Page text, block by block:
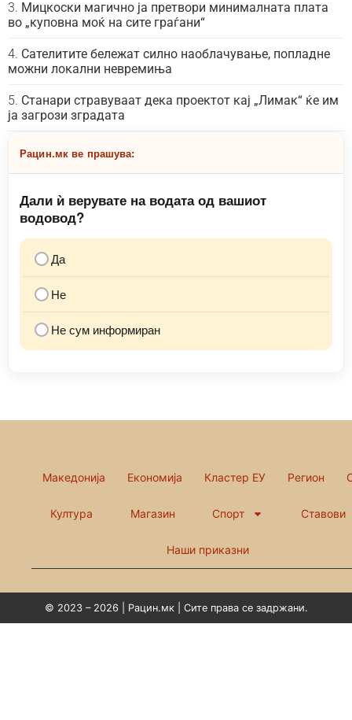
Мицкоски магично ја претвори минималната плата
во „куповна моќ на сите граѓани“
Сателитите бележат силно наоблачување, попладне
можни локални невремиња
Станари стравуваат дека проектот кај „Лимак“ ќе им
ја загрози зградата
Рацин.мк ве прашува:
Дали ѝ верувате на водата од вашиот
водовод?
Да
Не
Не сум информиран
Македонија Економија Кластер ЕУ Регион
Култура Магазин Спорт Ставови
Наши приказни
© 2023 – 2026 | Рацин.мк | Сите права се задржани.